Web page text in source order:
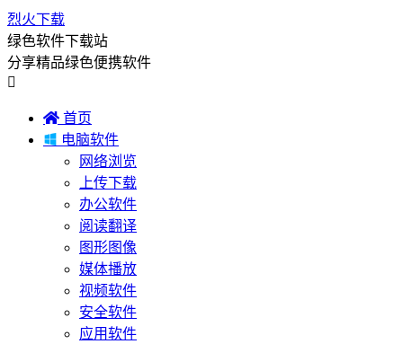
烈火下载
绿色软件下载站
分享精品绿色便携软件

 首页
 电脑软件
网络浏览
上传下载
办公软件
阅读翻译
图形图像
媒体播放
视频软件
安全软件
应用软件